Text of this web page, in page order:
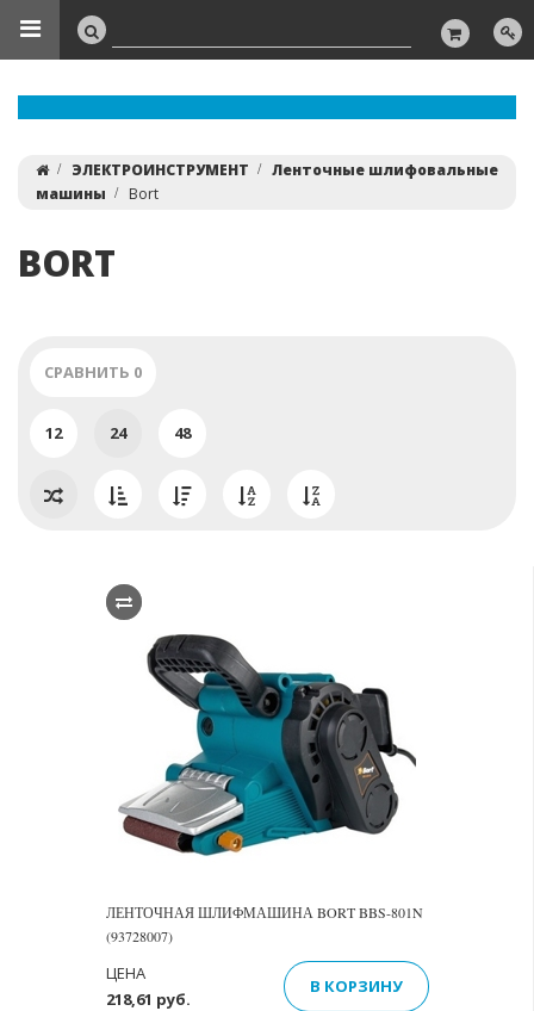
ЭЛЕКТРОИНСТРУМЕНТ
Ленточные шлифовальные
машины
Bort
BORT
СРАВНИТЬ 0
12 24 48
ЛЕНТОЧНАЯ ШЛИФМАШИНА BORT BBS-801N
(93728007)
218,61 руб.
ЦЕНА
В КОРЗИНУ